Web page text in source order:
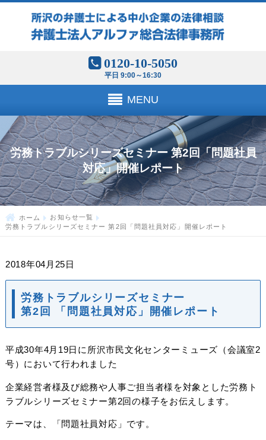
0120-10-5050
平日 9:00～16:30
MENU
労務トラブルシリーズセミナー 第2回「問題社員
対応」開催レポート
ホーム
お知らせ一覧
労務トラブルシリーズセミナー 第2回「問題社員対応」開催レポート
2018年04月25日
労務トラブルシリーズセミナー
第2回 「問題社員対応」開催レポート
平成30年4月19日に所沢市民文化センターミューズ（会議室2
号）において行われました
企業経営者様及び総務や人事ご担当者様を対象とした労務ト
ラブルシリーズセミナー第2回の様子をお伝えします。
テーマは、「問題社員対応」です。